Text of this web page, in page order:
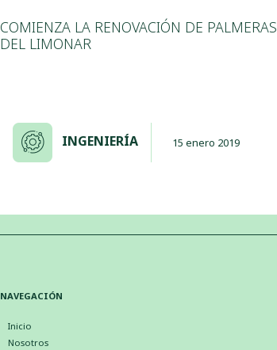
COMIENZA LA RENOVACIÓN DE PALMERAS
DEL LIMONAR
INGENIERÍA 15 enero 2019
NAVEGACIÓN
Inicio
Nosotros